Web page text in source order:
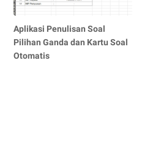
Aplikasi Penulisan Soal
Pilihan Ganda dan Kartu Soal
Otomatis